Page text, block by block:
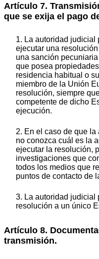
Artículo 7.
que se exija el pago
1. La autoridad judicial
ejecutar una
una sanción
que posea
residencia habitual o
miembro de la Unión
resolución, siempre
competente de dicho
ejecución.
2. En el caso de que
no conozca cuál es la
ejecutar la resolución,
investigaciones que
todos los medios que
puntos de contacto de
3. La autoridad judicial
resolución a un único
Artículo 8.
transmisión.